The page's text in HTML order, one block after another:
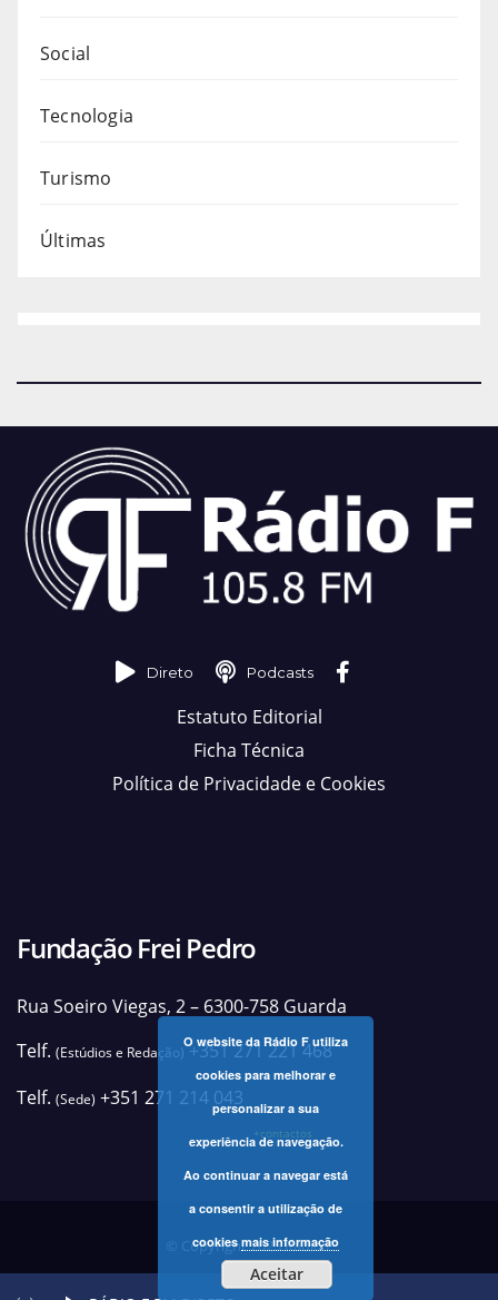
Social
Tecnologia
Turismo
Últimas
Direto Podcasts
Estatuto Editorial
Ficha Técnica
Política de Privacidade e Cookies
Fundação Frei Pedro
Rua Soeiro Viegas, 2 – 6300-758 Guarda
Telf. (Estúdios e Redação)+351 271 221 468
Telf. (Sede) +351 271 214 043
+contactos
© Copyright 2025 Rádio F
O website da Rádio F utiliza
cookies para melhorar e
personalizar a sua
experiência de navegação.
Ao continuar a navegar está
a consentir a utilização de
cookiesmais informação
Aceitar